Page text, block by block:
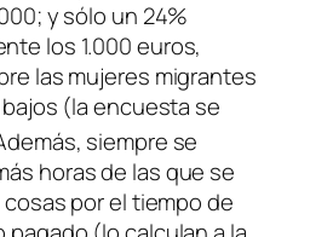
y sólo un 24%
los 1.000 euros,
las mujeres migrantes
(la encuesta se
siempre se
horas de las que se
por el tiempo de